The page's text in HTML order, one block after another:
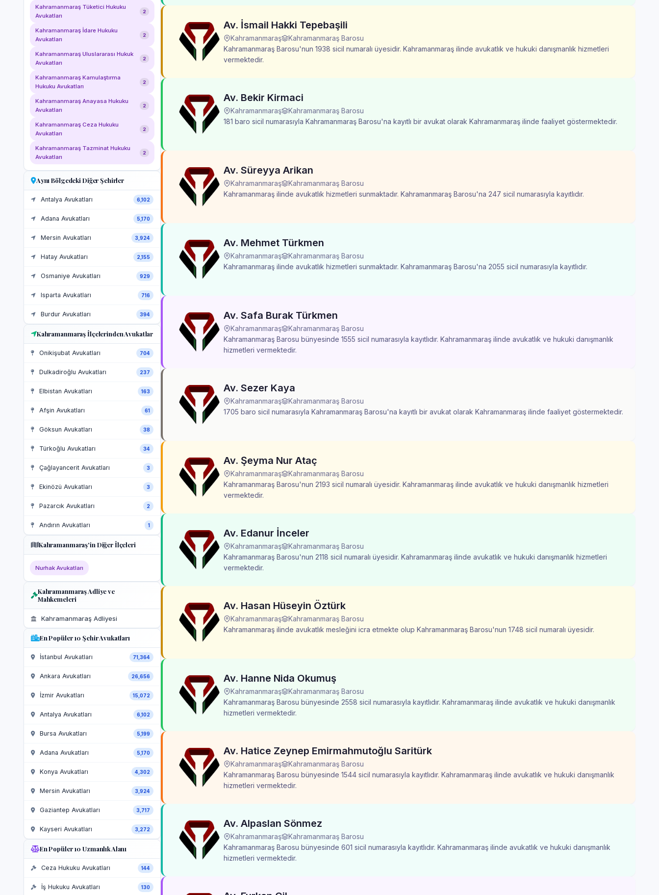
Kahramanmaraş Tüketici Hukuku
Avukatları
2
Kahramanmaraş İdare Hukuku
Avukatları
2
Kahramanmaraş Uluslararası Hukuk
Avukatları
2
Kahramanmaraş Kamulaştırma
Hukuku Avukatları
2
Kahramanmaraş Anayasa Hukuku
Avukatları
2
Kahramanmaraş Ceza Hukuku
Avukatları
2
Kahramanmaraş Tazminat Hukuku
Avukatları
2
Aynı Bölgedeki Diğer Şehirler
Antalya Avukatları 6,102
Adana Avukatları 5,170
Mersin Avukatları 3,924
Hatay Avukatları 2,155
Osmaniye Avukatları 929
Isparta Avukatları 716
Burdur Avukatları 394
Kahramanmaraş İlçelerinden Avukatlar
Onikişubat Avukatları 704
Dulkadiroğlu Avukatları 237
Elbistan Avukatları 163
Afşin Avukatları 61
Göksun Avukatları 38
Türkoğlu Avukatları 34
Çağlayancerit Avukatları 3
Ekinözü Avukatları 3
Pazarcık Avukatları 2
Andırın Avukatları 1
Kahramanmaraş'in Diğer İlçeleri
Nurhak Avukatları
Kahramanmaraş Adliye ve
Mahkemeleri
Kahramanmaraş Adliyesi
En Popüler 10 Şehir Avukatları
İstanbul Avukatları 71,364
Ankara Avukatları 26,656
İzmir Avukatları 15,072
Antalya Avukatları 6,102
Bursa Avukatları 5,199
Adana Avukatları 5,170
Konya Avukatları 4,302
Mersin Avukatları 3,924
Gaziantep Avukatları 3,717
Kayseri Avukatları 3,272
En Popüler 10 Uzmanlık Alanı
Ceza Hukuku Avukatları 144
İş Hukuku Avukatları 130
Av. İsmail Hakki Tepebaşili
Kahramanmaraş
Kahramanmaraş Barosu
Kahramanmaraş Barosu'nun 1938 sicil numaralı üyesidir. Kahramanmaraş ilinde avukatlık ve hukuki danışmanlık hizmetleri
vermektedir.
Av. Bekir Kirmaci
Kahramanmaraş
Kahramanmaraş Barosu
181 baro sicil numarasıyla Kahramanmaraş Barosu'na kayıtlı bir avukat olarak Kahramanmaraş ilinde faaliyet göstermektedir.
Av. Süreyya Arikan
Kahramanmaraş
Kahramanmaraş Barosu
Kahramanmaraş ilinde avukatlık hizmetleri sunmaktadır. Kahramanmaraş Barosu'na 247 sicil numarasıyla kayıtlıdır.
Av. Mehmet Türkmen
Kahramanmaraş
Kahramanmaraş Barosu
Kahramanmaraş ilinde avukatlık hizmetleri sunmaktadır. Kahramanmaraş Barosu'na 2055 sicil numarasıyla kayıtlıdır.
Av. Safa Burak Türkmen
Kahramanmaraş
Kahramanmaraş Barosu
Kahramanmaraş Barosu bünyesinde 1555 sicil numarasıyla kayıtlıdır. Kahramanmaraş ilinde avukatlık ve hukuki danışmanlık
hizmetleri vermektedir.
Av. Sezer Kaya
Kahramanmaraş
Kahramanmaraş Barosu
1705 baro sicil numarasıyla Kahramanmaraş Barosu'na kayıtlı bir avukat olarak Kahramanmaraş ilinde faaliyet göstermektedir.
Av. Şeyma Nur Ataç
Kahramanmaraş
Kahramanmaraş Barosu
Kahramanmaraş Barosu'nun 2193 sicil numaralı üyesidir. Kahramanmaraş ilinde avukatlık ve hukuki danışmanlık hizmetleri
vermektedir.
Av. Edanur İnceler
Kahramanmaraş
Kahramanmaraş Barosu
Kahramanmaraş Barosu'nun 2118 sicil numaralı üyesidir. Kahramanmaraş ilinde avukatlık ve hukuki danışmanlık hizmetleri
vermektedir.
Av. Hasan Hüseyin Öztürk
Kahramanmaraş
Kahramanmaraş Barosu
Kahramanmaraş ilinde avukatlık mesleğini icra etmekte olup Kahramanmaraş Barosu'nun 1748 sicil numaralı üyesidir.
Av. Hanne Nida Okumuş
Kahramanmaraş
Kahramanmaraş Barosu
Kahramanmaraş Barosu bünyesinde 2558 sicil numarasıyla kayıtlıdır. Kahramanmaraş ilinde avukatlık ve hukuki danışmanlık
hizmetleri vermektedir.
Av. Hatice Zeynep Emirmahmutoğlu Saritürk
Kahramanmaraş
Kahramanmaraş Barosu
Kahramanmaraş Barosu bünyesinde 1544 sicil numarasıyla kayıtlıdır. Kahramanmaraş ilinde avukatlık ve hukuki danışmanlık
hizmetleri vermektedir.
Av. Alpaslan Sönmez
Kahramanmaraş
Kahramanmaraş Barosu
Kahramanmaraş Barosu bünyesinde 601 sicil numarasıyla kayıtlıdır. Kahramanmaraş ilinde avukatlık ve hukuki danışmanlık
hizmetleri vermektedir.